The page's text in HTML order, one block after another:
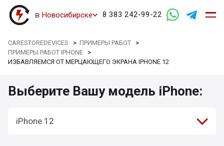
в Новосибирске 8 383 242-99-22
CARESTOREDEVICES >ПРИМЕРЫ РАБОТ >
ПРИМЕРЫ РАБОТ IPHONE >
ИЗБАВЛЯЕМСЯ ОТ МЕРЦАЮЩЕГО ЭКРАНА IPHONE 12
Выберите Вашу модель iPhone:
iPhone 12